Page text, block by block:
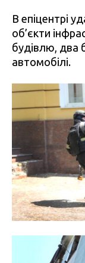
В епіцентрі
об’єкти
будівлю, два
автомобілі.